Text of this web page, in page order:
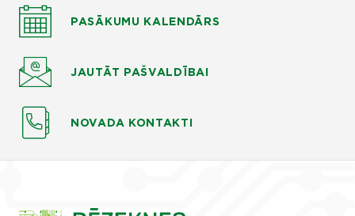
PASĀKUMU KALENDĀRS
JAUTĀT PAŠVALDĪBAI
NOVADA KONTAKTI